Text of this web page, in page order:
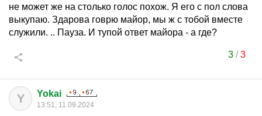
не может же на столько голос похож. Я его с пол слова
выкупаю. Здарова говрю майор, мы ж с тобой вместе
служили. .. Пауза. И тупой ответ майора - а где?
3/3
Y Yokai
13:51, 11.09.2024